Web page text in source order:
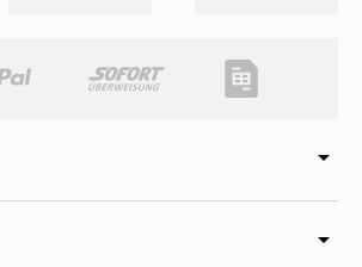
arrow_drop_down
arrow_drop_down